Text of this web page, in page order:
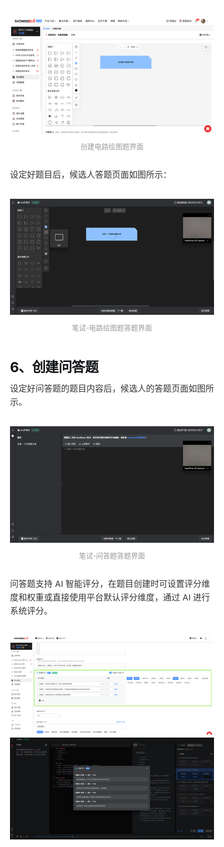
创建电路绘图题界面
设定好题目后，候选人答题页面如图所示：
笔试-电路绘图题答题界面
6、创建问答题
设定好问答题的题目内容后，候选人的答题页面如图所
示。
笔试-问答题答题界面
问答题支持 AI 智能评分，在题目创建时可设置评分维
度和权重或直接使用平台默认评分维度，通过 AI 进行
系统评分。